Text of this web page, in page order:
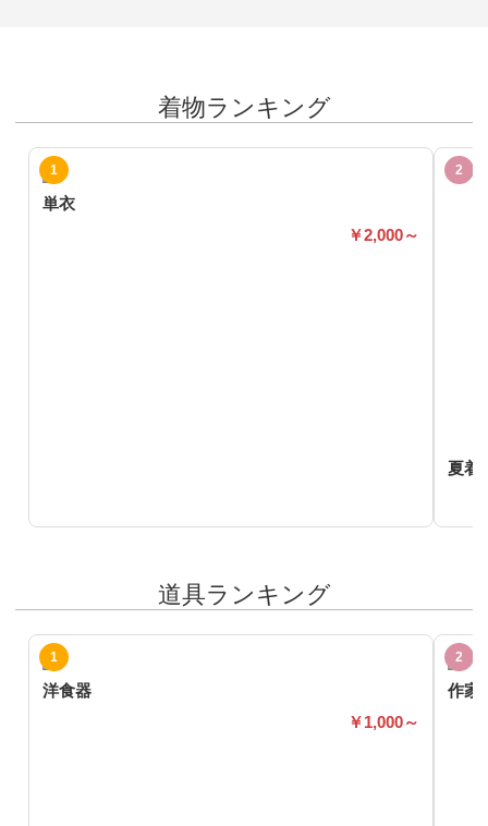
着物ランキング
単衣
2,000～
夏着
道具ランキング
洋食器
1,000～
作家